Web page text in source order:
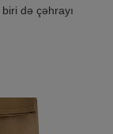
də çəhrayı